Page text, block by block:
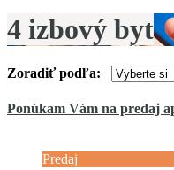
4 izbový byt
Zoradiť podľa:
Ponúkam Vám na predaj
Predaj